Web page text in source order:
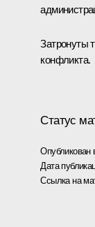
Затронуты
конфликта.
Статус
Опубликован
Дата
Ссылка на